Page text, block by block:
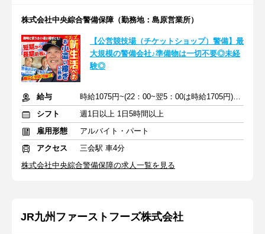
株式会社中央綜合警備保障（勤務地：島原営業所）
【公営競技場（チケットショップ）警備】最
大規模の警備会社♪準備物は一切不要◎未経
験◎
給与
時給1075円~(22：00~翌5：00は時給1705円)＋手当/交通費規定支給
シフト
週1日以上 1日5時間以上
雇用形態
アルバイト・パート
アクセス
三会駅 車4分
株式会社中央綜合警備保障の求人一覧を見る
JR九州ファーストフーズ株式会社